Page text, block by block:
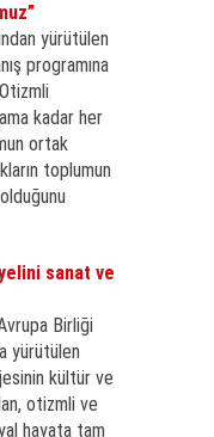
yürütülen
programına
kadar her
ortak
toplumun
sanat ve
Birliği
yürütülen
kültür ve
otizmli ve
hayata tam